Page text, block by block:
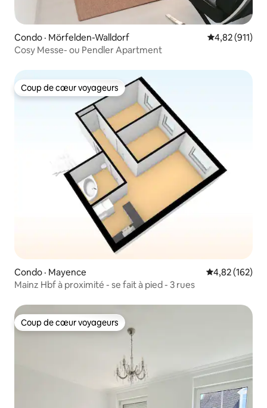
Condo · Mörfelden-Walldorf Note
4,82 (911)
Cosy Messe- ou Pendler Apartment
Coup de cœur voyageurs
Coup de cœur voyageurs
Condo · Mayence Note
4,82 (162)
Mainz Hbf à proximité - se fait à pied - 3 rues
Coup de cœur voyageurs
Coup de cœur voyageurs